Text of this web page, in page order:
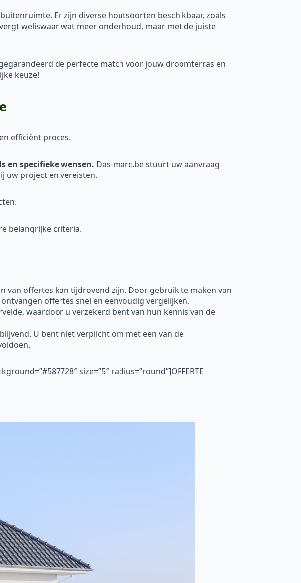
Er zijn diverse houtsoorten beschikbaar, zoals
weliswaar wat meer onderhoud, maar met de juiste
de perfecte match voor jouw droomterras en
keuze!
efficiënt proces.
en specifieke wensen. Das-marc.be stuurt uw aanvraag
uw project en vereisten.
belangrijke criteria.
van offertes kan tijdrovend zijn. Door gebruik te maken van
offertes snel en eenvoudig vergelijken.
waardoor u verzekerd bent van hun kennis van de
U bent niet verplicht om met een van de
size=”5″ radius=”round”]OFFERTE